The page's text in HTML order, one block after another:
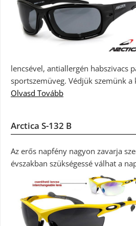
lencsével, antiallergén habszivacs
sportszemüveg. Védjük szemünk a
Olvasd Tovább
Arctica S-132 B
Az erős napfény nagyon zavarja
évszakban szükségessé válhat a